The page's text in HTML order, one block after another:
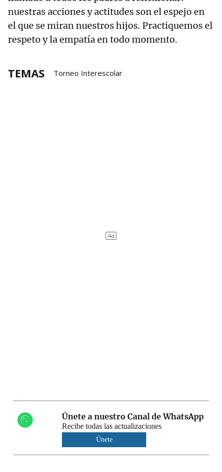
nuestras acciones y actitudes son el espejo en
el que se miran nuestros hijos. Practiquemos el
respeto y la empatía en todo momento.
TEMAS Torneo Interescolar
Únete a nuestro Canal de WhatsApp
Recibe todas las actualizaciones
Únete